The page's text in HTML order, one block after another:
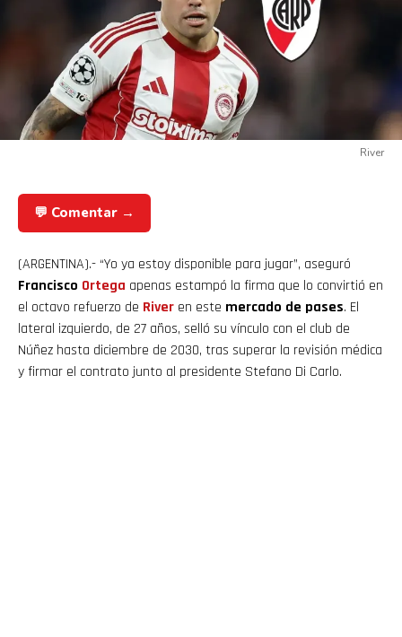
River
💬 Comentar →
(ARGENTINA).- “Yo ya estoy disponible para jugar”, aseguró
Francisco Ortega apenas estampó la firma que lo convirtió en
el octavo refuerzo de River en este mercado de pases. El
lateral izquierdo, de 27 años, selló su vínculo con el club de
Núñez hasta diciembre de 2030, tras superar la revisión médica
y firmar el contrato junto al presidente Stefano Di Carlo.